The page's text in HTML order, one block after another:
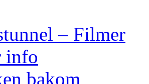
– Filmer
info
bakom